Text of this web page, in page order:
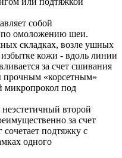
собой
по омоложению шеи.
складках, возле ушных
кожи - вдоль линии
за счет сшивания
прочным «корсетным»
микропрокол под
второй
за счет
подтяжку с
одного